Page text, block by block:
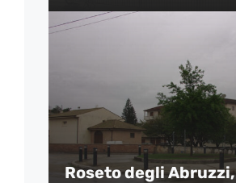
Roseto degli Abruzzi,